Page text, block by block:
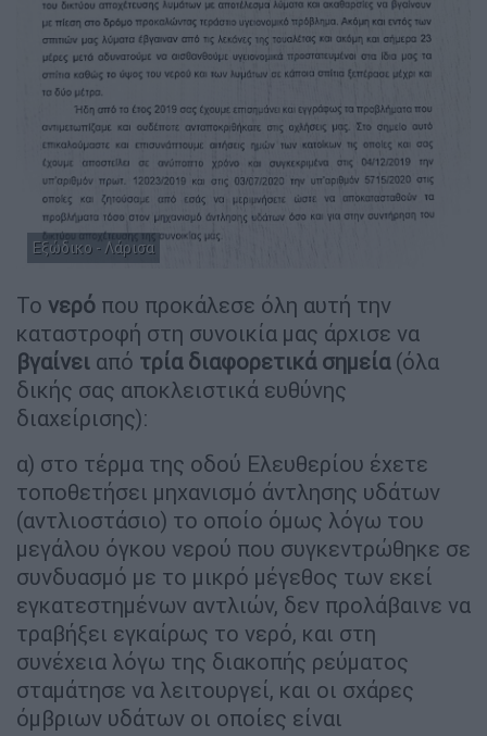
Εξώδικο - Λάρισα
Το νερό που προκάλεσε όλη αυτή την
καταστροφή στη συνοικία μας άρχισε να
βγαίνει από τρία διαφορετικά σημεία(όλα
δικής σας αποκλειστικά ευθύνης
διαχείρισης):
α) στο τέρμα της οδού Ελευθερίου έχετε
τοποθετήσει μηχανισμό άντλησης υδάτων
(αντλιοστάσιο) το οποίο όμως λόγω του
μεγάλου όγκου νερού που συγκεντρώθηκε σε
συνδυασμό με το μικρό μέγεθος των εκεί
εγκατεστημένων αντλιών, δεν προλάβαινε να
τραβήξει εγκαίρως το νερό, και στη
συνέχεια λόγω της διακοπής ρεύματος
σταμάτησε να λειτουργεί, και οι σχάρες
όμβριων υδάτων οι οποίες είναι